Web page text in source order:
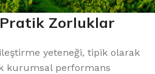
Pratik Zorluklar
yeteneği, tipik olarak
kurumsal performans